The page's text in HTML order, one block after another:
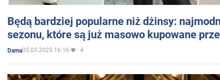
Będą bardziej popularne niż dżinsy:
sezonu, które są już masowo kupowane
Dama05.03.2025 16:16 4